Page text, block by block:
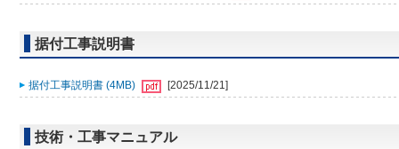
据付工事説明書
据付工事説明書 (4MB) [2025/11/21]
技術・工事マニュアル